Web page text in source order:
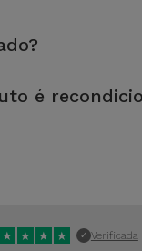
oferece uma
empresariais.
é
a todos os
★ ★ ★ ★ ✓ Verificada